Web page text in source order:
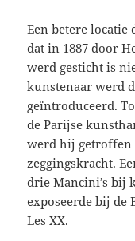
Een betere locatie
dat in 1887 door
werd gesticht is
kunstenaar werd
geïntroduceerd.
de Parijse
werd hij getroffen
zeggingskracht.
drie Mancini’s bij
exposeerde bij de
Les XX.